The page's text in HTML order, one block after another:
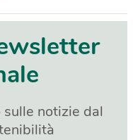
notizie dal